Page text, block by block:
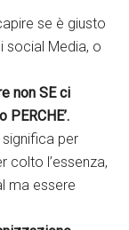
se è giusto
social Media, o
non SE ci
per
colto l’essenza,
ma essere